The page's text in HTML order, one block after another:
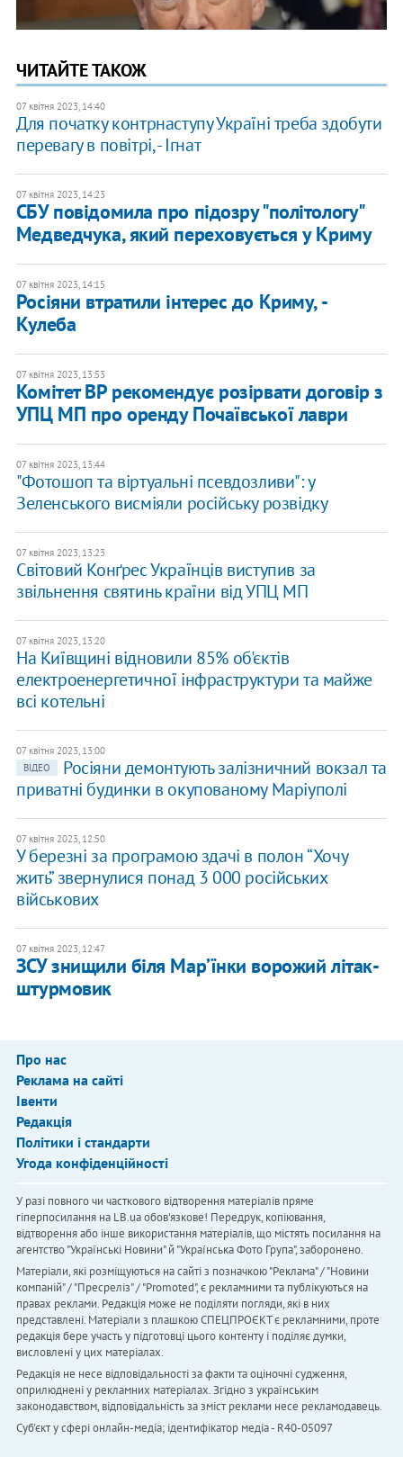
ЧИТАЙТЕ ТАКОЖ
07 квітня 2023, 14:40
Для початку контрнаступу Україні треба здобути
перевагу в повітрі, - Ігнат
07 квітня 2023, 14:23
СБУ повідомила про підозру "політологу"
Медведчука, який переховується у Криму
07 квітня 2023, 14:15
Росіяни втратили інтерес до Криму, -
Кулеба
07 квітня 2023, 13:53
Комітет ВР рекомендує розірвати договір з
УПЦ МП про оренду Почаївської лаври
07 квітня 2023, 13:44
"Фотошоп та віртуальні псевдозливи": у
Зеленського висміяли російську розвідку
07 квітня 2023, 13:23
Світовий Конґрес Українців виступив за
звільнення святинь країни від УПЦ МП
07 квітня 2023, 13:20
На Київщині відновили 85% об'єктів
електроенергетичної інфраструктури та майже
всі котельні​
07 квітня 2023, 13:00
ВІДЕО
​Росіяни демонтують залізничний вокзал та
приватні будинки в окупованому Маріуполі
07 квітня 2023, 12:50
У березні за програмою здачі в полон “Хочу
жить” звернулися понад 3 000 російських
військових
07 квітня 2023, 12:47
ЗСУ знищили біля Марʼїнки ворожий літак-
штурмовик
Про нас
Реклама на сайті
Івенти
Редакція
Політики і стандарти
Угода конфіденційності
У разі повного чи часткового відтворення матеріалів пряме
гіперпосилання на LB.ua обов'язкове! Передрук, копіювання,
відтворення або інше використання матеріалів, що містять посилання на
агентство "Українськi Новини" й "Українська Фото Група", заборонено.
Матеріали, які розміщуються на сайті з позначкою "Реклама" / "Новини
компаній" / "Пресреліз" / "Promoted", є рекламними та публікуються на
правах реклами. Редакція може не поділяти погляди, які в них
представлені. Матеріали з плашкою СПЕЦПРОЄКТ є рекламними, проте
редакція бере участь у підготовці цього контенту і поділяє думки,
висловлені у цих матеріалах.
Редакція не несе відповідальності за факти та оціночні судження,
оприлюднені у рекламних матеріалах. Згідно з українським
законодавством, відповідальність за зміст реклами несе рекламодавець.
Cуб'єкт у сфері онлайн-медіа; ідентифікатор медіа - R40-05097